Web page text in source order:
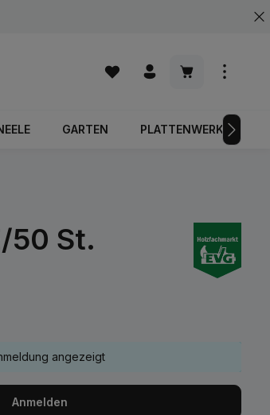
Warenkorb
GARTEN PLATTENWERKSTOFFE
50 St.
angezeigt
Anmelden